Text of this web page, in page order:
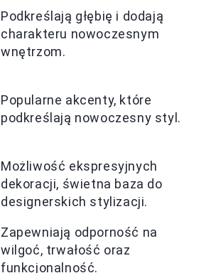
Podkreślają głębię i dodają
charakteru nowoczesnym
wnętrzom.
Popularne akcenty, które
podkreślają nowoczesny styl.
Możliwość ekspresyjnych
dekoracji, świetna baza do
designerskich stylizacji.
Zapewniają odporność na
wilgoć, trwałość oraz
funkcjonalność.